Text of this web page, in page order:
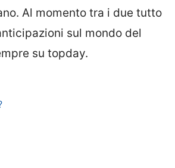
Al momento tra i due tutto
sul mondo del
su topday.